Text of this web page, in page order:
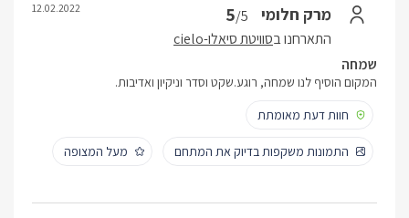
מרק חלומי 5/5
התארחנו בסוויטת סיאלו-cielo
12.02.2022
שמחה
המקום הוסיף לנו שמחה, רוגע.שקט וסדר וניקיון ואדיבות.
חוות דעת מאומתת
התמונות משקפות בדיוק את המתחם מעל המצופה